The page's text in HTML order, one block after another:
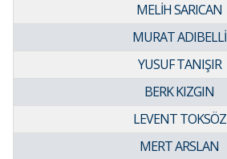
MELİH SARICAN
MURAT ADIBELLİ
YUSUF TANIŞIR
BERK KIZGIN
LEVENT TOKSÖZ
MERT ARSLAN